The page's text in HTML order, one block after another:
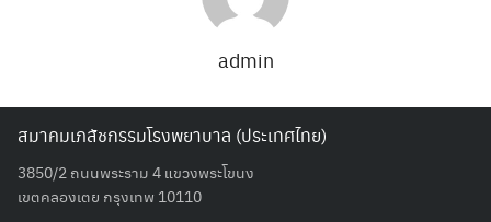
admin
สมาคมเภสัชกรรมโรงพยาบาล (ประเทศไทย)
3850/2 ถนนพระราม 4 แขวงพระโขนง
เขตคลองเตย กรุงเทพ 10110